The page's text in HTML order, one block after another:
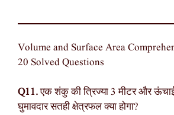
Volume and Surface Area
20 Solved Questions
Q11.एक शंकु की त्रिज्या 3 मीटर और
घुमावदार सतही क्षेत्रफल क्या होगा?